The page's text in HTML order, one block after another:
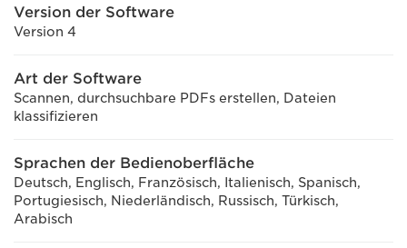
Version der Software
Version 4
Art der Software
Scannen, durchsuchbare PDFs erstellen, Dateien
klassifizieren
Sprachen der Bedienoberfläche
Deutsch, Englisch, Französisch, Italienisch, Spanisch,
Portugiesisch, Niederländisch, Russisch, Türkisch,
Arabisch